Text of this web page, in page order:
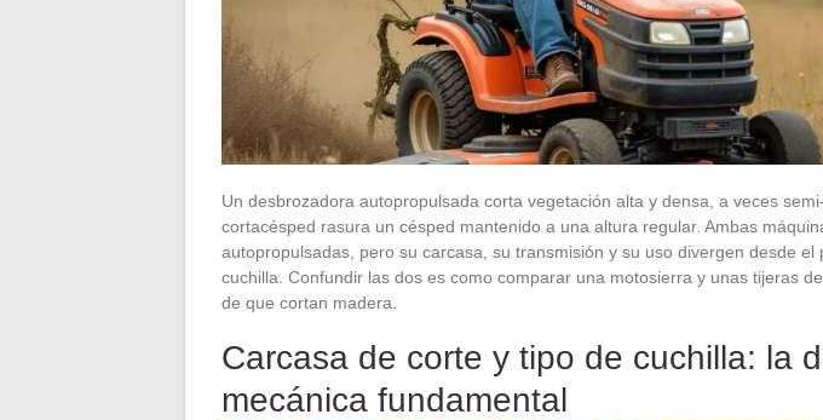
Un desbrozadora autopropulsada corta vegetación alta y densa, a veces
cortacésped rasura un césped mantenido a una altura regular. Ambas
autopropulsadas, pero su carcasa, su transmisión y su uso divergen desde el
cuchilla. Confundir las dos es como comparar una motosierra y unas tijeras
de que cortan madera.
Carcasa de corte y tipo de cuchilla: la
mecánica fundamental